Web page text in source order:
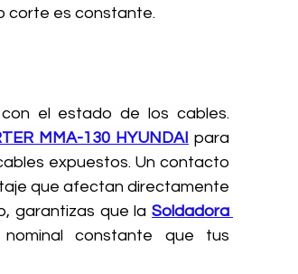
corte es constante.
el estado de los cables.
MMA-130 HYUNDAI para
expuestos. Un contacto
que afectan directamente
garantizas que la Soldadora
constante que tus